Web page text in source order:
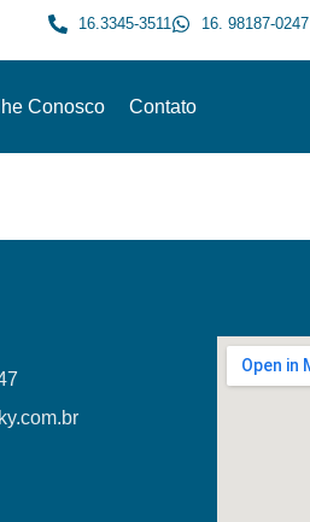
16.3345-3511 16. 98187-0247
Conosco Contato